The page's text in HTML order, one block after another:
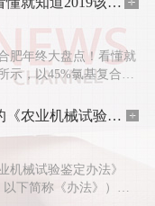
肥年终大盘点！看懂就
示，以45%氯基复合肥
部农机化管理司就新修订的《农业机械试验鉴定办法》答记者问
机械试验鉴定办法》
下简称《办法》），